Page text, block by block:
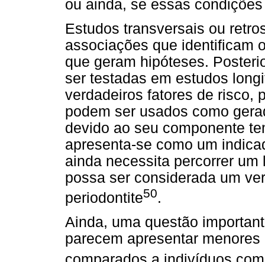
ou ainda, se essas
Estudos transversais ou
associações que identificam
que geram hipóteses.
ser testadas em estudos
verdadeiros fatores de risco,
podem ser usados como
devido ao seu componente
apresenta-se como um
ainda necessita percorrer
possa ser considerada um
periodontite50.
Ainda, uma questão
parecem apresentar